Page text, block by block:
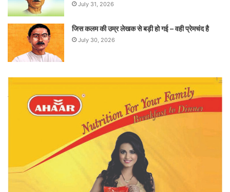
July 31, 2026
जिस कलम की उम्र लेखक से बड़ी हो गई – वही प्रेमचंद है
July 30, 2026